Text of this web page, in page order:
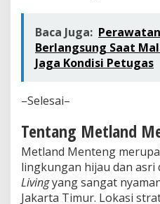
Baca Juga:
Berlangsung Saat
Jaga Kondisi Petugas
–Selesai–
Tentang Metland
Metland Menteng
lingkungan hijau dan asri
Livingyang sangat
Jakarta Timur. Lokasi